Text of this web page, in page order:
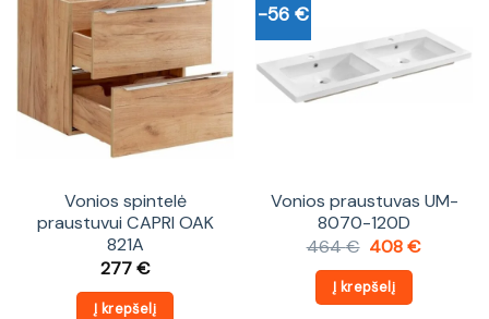
Vonios spintelė
praustuvui CAPRI OAK
821A
277€
Į krepšelį
-56 €
Vonios praustuvas UM-
8070-120D
464€ Original
was:
464 €.
408€Current
Į krepšelį